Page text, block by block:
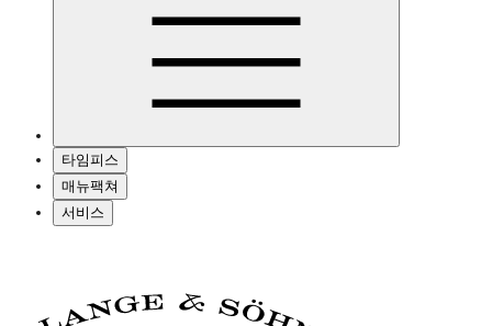
타임피스
매뉴팩쳐
서비스